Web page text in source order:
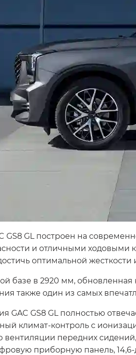
GL построен на
и отличными ходовыми
оптимальной жесткости
базе в 2920 мм,
также один из самых
GAC GS8 GL полностью
климат-контроль с
вентиляции передних
приборную панель,